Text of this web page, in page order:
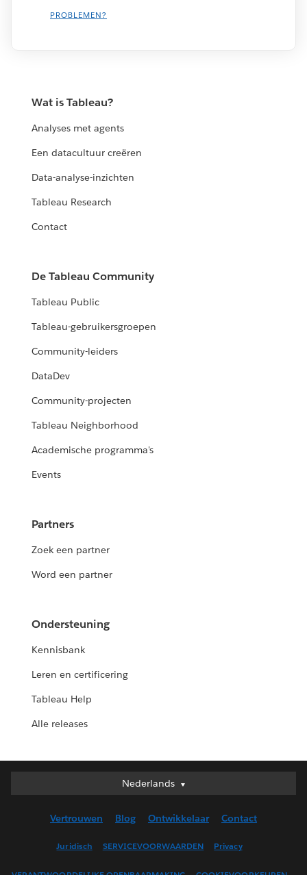
PROBLEMEN?
Wat is Tableau?
Analyses met agents
Een datacultuur creëren
Data-analyse-inzichten
Tableau Research
Contact
De Tableau Community
Tableau Public
Tableau-gebruikersgroepen
Community-leiders
DataDev
Community-projecten
Tableau Neighborhood
Academische programma's
Events
Partners
Zoek een partner
Word een partner
Ondersteuning
Kennisbank
Leren en certificering
Tableau Help
Alle releases
Nederlands
Nederlands
English (UK)
Vertrouwen Blog Ontwikkelaar Contact
Juridisch SERVICEVOORWAARDEN Privacy